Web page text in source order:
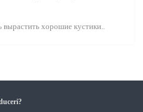
хорошие кустики..